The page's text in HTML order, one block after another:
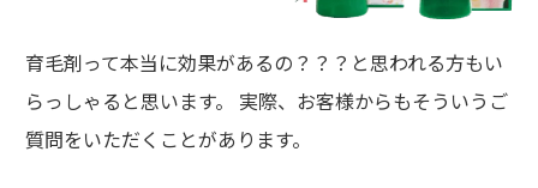
育毛剤って本当に効果があるの？？？と思われる方もい
らっしゃると思います。 実際、お客様からもそういうご
質問をいただくことがあります。